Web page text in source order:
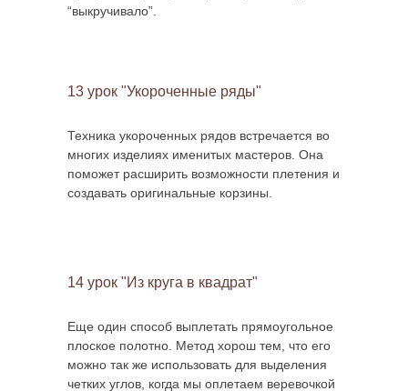
“выкручивало”.
13 урок "Укороченные ряды"
Техника укороченных рядов встречается во
многих изделиях именитых мастеров. Она
поможет расширить возможности плетения и
создавать оригинальные корзины.
14 урок "Из круга в квадрат"
Еще один способ выплетать прямоугольное
плоское полотно. Метод хорош тем, что его
можно так же использовать для выделения
четких углов, когда мы оплетаем веревочкой